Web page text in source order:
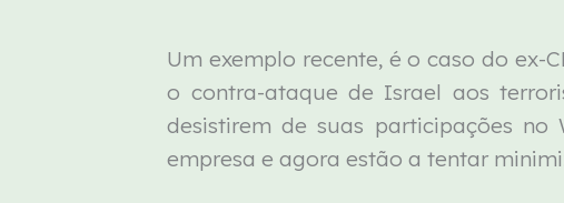
Um exemplo recente, é o caso do ex-
o contra-ataque de Israel aos
desistirem de suas participações no
empresa e agora estão a tentar